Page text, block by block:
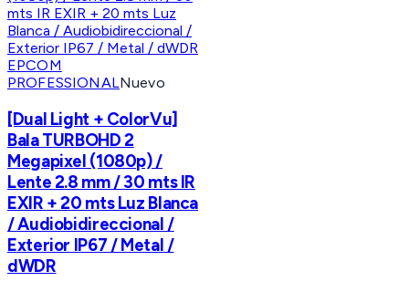
EPCOM
PROFESSIONALNuevo
[Dual Light + ColorVu]
Bala TURBOHD 2
Megapixel (1080p) /
Lente 2.8 mm / 30 mts IR
EXIR + 20 mts Luz Blanca
/ Audiobidireccional /
Exterior IP67 / Metal /
dWDR